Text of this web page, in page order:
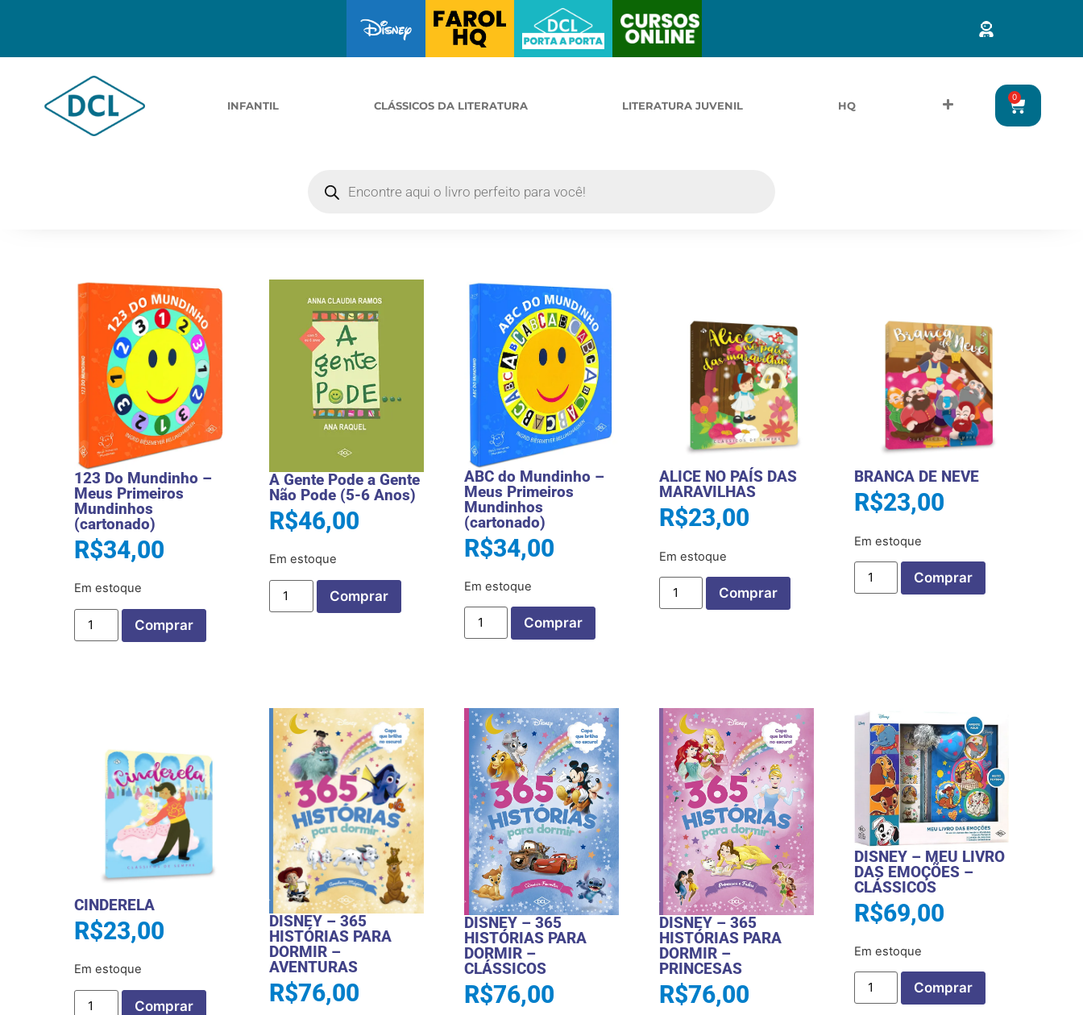
INFANTIL CLÁSSICOS DA LITERATURA LITERATURA JUVENIL HQ
0
123 Do Mundinho –
Meus Primeiros
Mundinhos
(cartonado)
R$34,00
Em estoque
Comprar
A Gente Pode a Gente
Não Pode (5-6 Anos)
R$46,00
Em estoque
Comprar
ABC do Mundinho –
Meus Primeiros
Mundinhos
(cartonado)
R$34,00
Em estoque
Comprar
ALICE NO PAÍS DAS
MARAVILHAS
R$23,00
Em estoque
Comprar
BRANCA DE NEVE
R$23,00
Em estoque
Comprar
CINDERELA
R$23,00
Em estoque
Comprar
DISNEY – 365
HISTÓRIAS PARA
DORMIR –
AVENTURAS
R$76,00
DISNEY – 365
HISTÓRIAS PARA
DORMIR –
CLÁSSICOS
R$76,00
DISNEY – 365
HISTÓRIAS PARA
DORMIR –
PRINCESAS
R$76,00
DISNEY – MEU LIVRO
DAS EMOÇÕES –
CLÁSSICOS
R$69,00
Em estoque
Comprar